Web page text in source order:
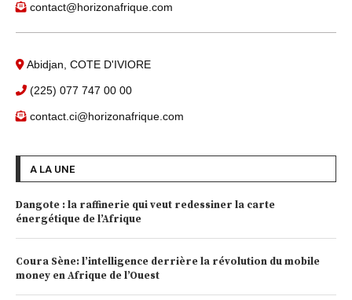
contact@horizonafrique.com
Abidjan, COTE D'IVIORE
(225) 077 747 00 00
contact.ci@horizonafrique.com
A LA UNE
Dangote : la raffinerie qui veut redessiner la carte
énergétique de l’Afrique
Coura Sène: l’intelligence derrière la révolution du mobile
money en Afrique de l’Ouest